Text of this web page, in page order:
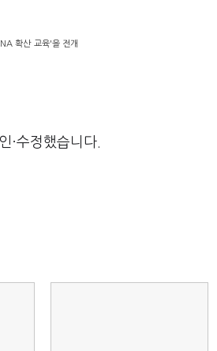
확산 교육'을 전개
·수정했습니다.